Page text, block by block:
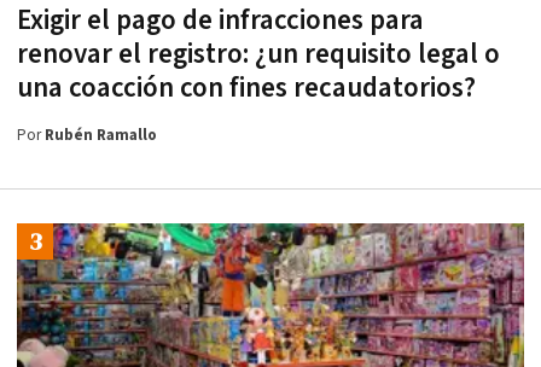
Exigir el pago de infracciones para
renovar el registro: ¿un requisito legal o
una coacción con fines recaudatorios?
PorRubén Ramallo